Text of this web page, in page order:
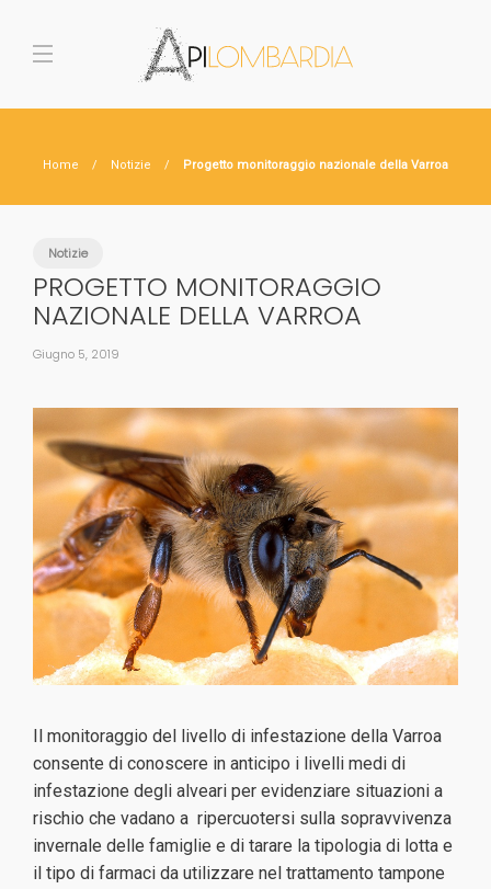
Home Notizie Progetto monitoraggio nazionale della Varroa
Notizie
PROGETTO MONITORAGGIO
NAZIONALE DELLA VARROA
Giugno 5, 2019
Il monitoraggio del livello di infestazione della Varroa
consente di conoscere in anticipo i livelli medi di
infestazione degli alveari per evidenziare situazioni a
rischio che vadano a ripercuotersi sulla sopravvivenza
invernale delle famiglie e di tarare la tipologia di lotta e
il tipo di farmaci da utilizzare nel trattamento tampone